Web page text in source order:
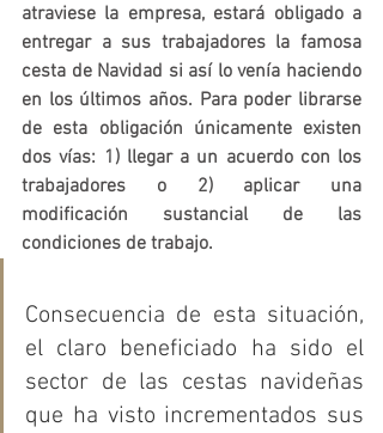
atraviese la empresa, estará obligado a
entregar a sus trabajadores la famosa
cesta de Navidad si así lo venía haciendo
en los últimos años. Para poder librarse
de esta obligación únicamente existen
dos vías: 1) llegar a un acuerdo con los
trabajadores o 2) aplicar una
modificación sustancial de las
condiciones de trabajo.
Consecuencia de esta situación,
el claro beneficiado ha sido el
sector de las cestas navideñas
que ha visto incrementados sus